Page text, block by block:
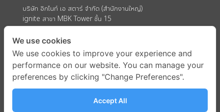
บริษัท อิกไนท์ เอ สตาร์ จำกัด (สำนักงานใหญ่)
ignite สาขา MBK Tower ชั้น 15
ถนนพญาไท แขวงวังใหม่ เขตปทุมวัน กรุงเทพมหานคร 10330
We use cookies
We use cookies to improve your experience and
performance on our website. You can manage your
preferences by clicking "Change Preferences".
Accept All